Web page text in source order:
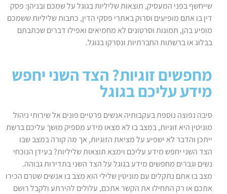
שייחשף בפני המעסיק, תוצאות שליליות בגוגל על שמכם ובניהן: פסק
דין בו אתם מופיעים וסרוק באתרי פסקי הדין, כתבות שליליות ששמכם
מופיע בהן, תמונות וסרטונים לא מחמיאים ואפילו דברים שכתבתם
בבלוג או ברשתות החברתיות ונסרקו בגוגל.
מחפשים זוגיות? הצד השני יחפש
מידע עליכם בגוגל
סיבה נפוצה נוספת בעקבותיה אנשים פרטיים פונים אל שירותי ניהול
מוניטין היא זוגיות, במצב בו לא מצאו מידע מספיק מושך עליכם ברשת
ייתכן והדבר לא ישפיע על מציאת הזוגיות, אך מה קורה במצב שבו
הצד השני יחפש מידע עליכם וימצא תוצאות שליליות? בעידן הנוכחי
נשים וגברים מחפשים מידע בגוגל על הצד השני בתדירות גבוהה.
מצב בו אתם נתקלים עם מוניטין שלילי הוא מצב בו אנשים שטרם הכירו
אתכם או רק התחילו את הקשר אתכם, עלולים להירתע ולקבל רושם